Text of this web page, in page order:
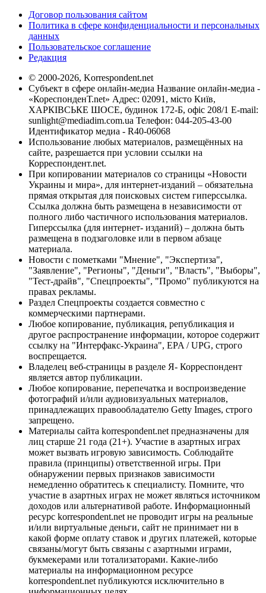
Договор пользования сайтом
Политика в сфере конфиденциальности и персональных
данных
Пользовательское соглашение
Редакция
© 2000-2026, Korrespondent.net
Субъект в сфере онлайн-медиа Название онлайн-медиа -
«КореспонденТ.net» Адрес: 02091, місто Київ,
ХАРКІВСЬКЕ ШОСЕ, будинок 172-Б, офіс 208/1 E-mail:
sunlight@mediadim.com.ua Телефон: 044-205-43-00
Идентификатор медиа - R40-06068
Использование любых материалов, размещённых на
сайте, разрешается при условии ссылки на
Корреспондент.net.
При копировании материалов со страницы «Новости
Украины и мира», для интернет-изданий – обязательна
прямая открытая для поисковых систем гиперссылка.
Ссылка должна быть размещена в независимости от
полного либо частичного использования материалов.
Гиперссылка (для интернет- изданий) – должна быть
размещена в подзаголовке или в первом абзаце
материала.
Новости с пометками "Мнение", "Экспертиза",
"Заявление", "Регионы", "Деньги", "Власть", "Выборы",
"Тест-драйв", "Спецпроекты", "Промо" публикуются на
правах рекламы.
Раздел Спецпроекты создается совместно с
коммерческими партнерами.
Любое копирование, публикация, републикация и
другое распространение информации, которое содержит
ссылку на "Интерфакс-Украина", EPA / UPG, строго
воспрещается.
Владелец веб-страницы в разделе Я- Корреспондент
является автор публикации.
Любое копирование, перепечатка и воспроизведение
фотографий и/или аудиовизуальных материалов,
принадлежащих правообладателю Getty Images, строго
запрещено.
Материалы сайта korrespondent.net предназначены для
лиц старше 21 года (21+). Участие в азартных играх
может вызвать игровую зависимость. Соблюдайте
правила (принципы) ответственной игры. При
обнаружении первых признаков зависимости
немедленно обратитесь к специалисту. Помните, что
участие в азартных играх не может являться источником
доходов или альтернативой работе. Информационный
ресурс korrespondent.net не проводит игры на реальные
и/или виртуальные деньги, сайт не принимает ни в
какой форме оплату ставок и других платежей, которые
связаны/могут быть связаны с азартными играми,
букмекерами или тотализаторами. Какие-либо
материалы на информационном ресурсе
korrespondent.net публикуются исключительно в